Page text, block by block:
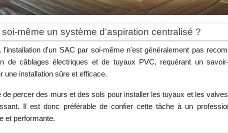
même un système d'aspiration centralisé ?
l'installation d'un SAC par soi-même n'est généralement pas
de câblages électriques et de tuyaux PVC, requérant un
une installation sûre et efficace.
percer des murs et des sols pour installer les tuyaux et les
Il est donc préférable de confier cette tâche à un
et performante.